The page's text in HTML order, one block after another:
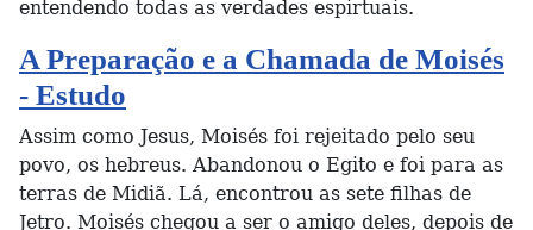
entendendo todas as verdades espirtuais.
A Preparação e a Chamada de Moisés
- Estudo
Assim como Jesus, Moisés foi rejeitado pelo seu
povo, os hebreus. Abandonou o Egito e foi para as
terras de Midiã. Lá, encontrou as sete filhas de
Jetro. Moisés chegou a ser o amigo deles, depois de